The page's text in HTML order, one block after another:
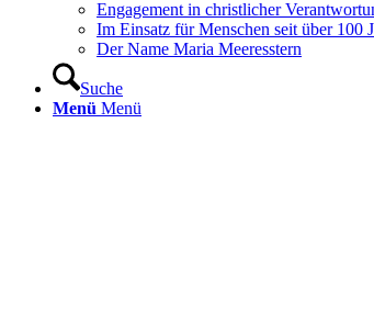
Engagement in christlicher
Im Einsatz für Menschen seit über 100
Der Name Maria Meeresstern
Suche
Menü Menü